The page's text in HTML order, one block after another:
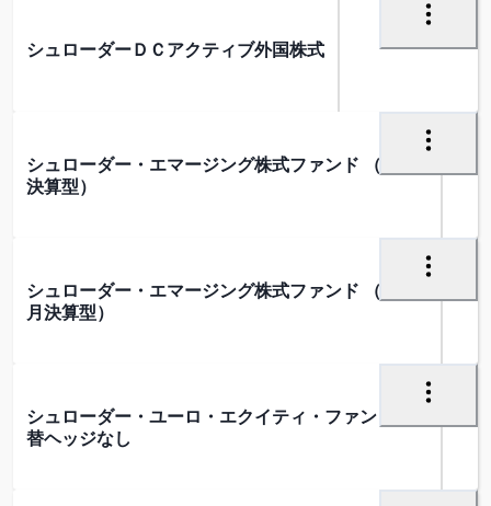
シュローダーＤＣアクティブ外国株式
シュローダー・エマージング株式ファンド （１年
決算型）
シュローダー・エマージング株式ファンド （３ヵ
月決算型）
シュローダー・ユーロ・エクイティ・ファンド 為
替ヘッジなし